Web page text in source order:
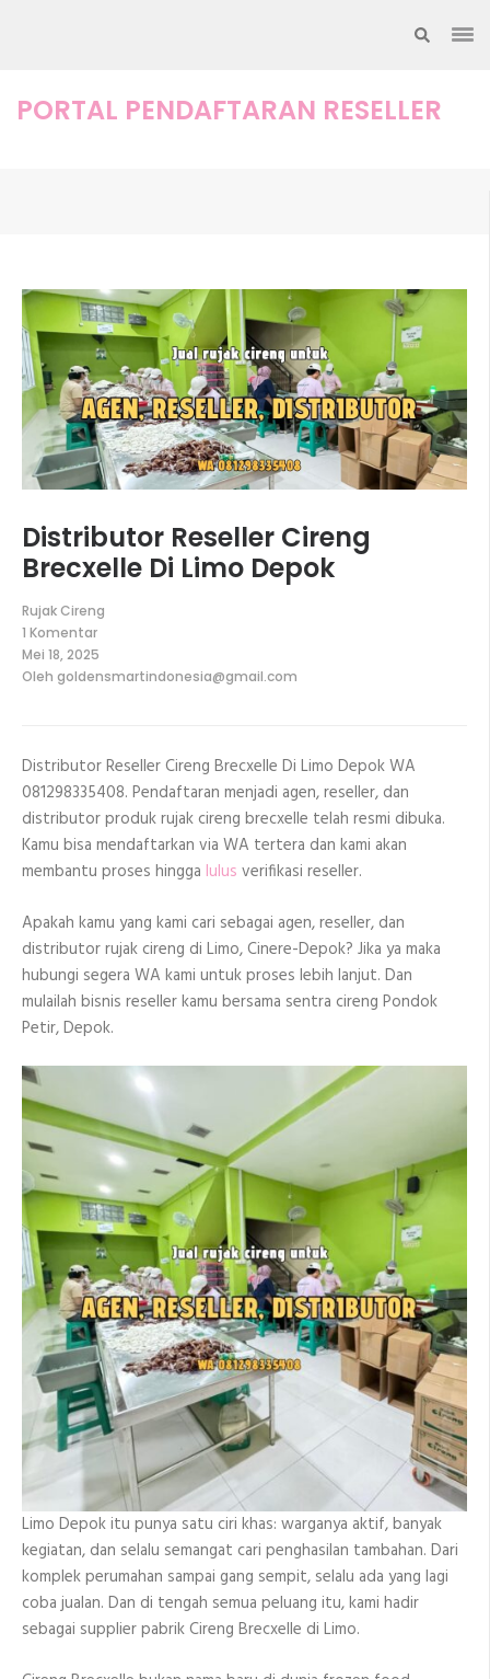
Enter)PORTAL PENDAFTARAN RESELLER
Distributor Reseller Cireng
Brecxelle Di Limo Depok
Rujak Cireng
1 Komentar
pada
Distributor
Reseller
Depok
Mei 18, 2025
Oleh goldensmartindonesia@gmail.com
Distributor Reseller Cireng Brecxelle Di Limo Depok WA
081298335408. Pendaftaran menjadi agen, reseller, dan
distributor produk rujak cireng brecxelle telah resmi dibuka.
Kamu bisa mendaftarkan via WA tertera dan kami akan
membantu proses hingga lulus verifikasi reseller.
Apakah kamu yang kami cari sebagai agen, reseller, dan
distributor rujak cireng di Limo, Cinere-Depok? Jika ya maka
hubungi segera WA kami untuk proses lebih lanjut. Dan
mulailah bisnis reseller kamu bersama sentra cireng Pondok
Petir, Depok.
Limo Depok itu punya satu ciri khas: warganya aktif, banyak
kegiatan, dan selalu semangat cari penghasilan tambahan. Dari
komplek perumahan sampai gang sempit, selalu ada yang lagi
coba jualan. Dan di tengah semua peluang itu, kami hadir
sebagai supplier pabrik Cireng Brecxelle di Limo.